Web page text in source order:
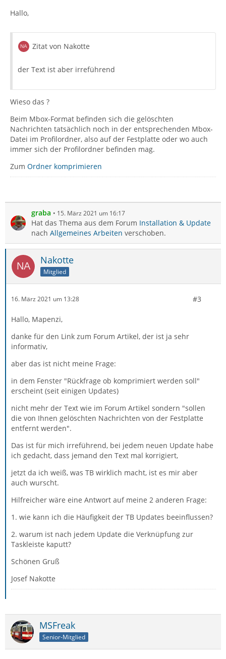
Hallo,
Zitat von Nakotte
der Text ist aber irreführend
Wieso das ?
Beim Mbox-Format befinden sich die gelöschten
Nachrichten tatsächlich noch in der entsprechenden Mbox-
Datei im Profilordner, also auf der Festplatte oder wo auch
immer sich der Profilordner befinden mag.
Zum Ordner komprimieren
graba 15. März 2021 um 16:17
Hat das Thema aus dem Forum Installation & Update
nach Allgemeines Arbeiten verschoben.
Nakotte
Mitglied
16. März 2021 um 13:28 #3
Hallo, Mapenzi,
danke für den Link zum Forum Artikel, der ist ja sehr
informativ,
aber das ist nicht meine Frage:
in dem Fenster "Rückfrage ob komprimiert werden soll"
erscheint (seit einigen Updates)
nicht mehr der Text wie im Forum Artikel sondern "sollen
die von Ihnen gelöschten Nachrichten von der Festplatte
entfernt werden".
Das ist für mich irreführend, bei jedem neuen Update habe
ich gedacht, dass jemand den Text mal korrigiert,
jetzt da ich weiß, was TB wirklich macht, ist es mir aber
auch wurscht.
Hilfreicher wäre eine Antwort auf meine 2 anderen Frage:
1. wie kann ich die Häufigkeit der TB Updates beeinflussen?
2. warum ist nach jedem Update die Verknüpfung zur
Taskleiste kaputt?
Schönen Gruß
Josef Nakotte
MSFreak
Senior-Mitglied